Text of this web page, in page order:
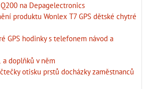
na Depagelectronics
produktu Wonlex T7 GPS dětské chytré
GPS hodinky s telefonem návod a
a doplňků v něm
otisku prstů docházky zaměstnanců